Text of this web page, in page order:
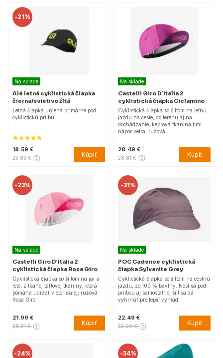
-21%
Na sklade
Alé letná cyklistická čiapka
čierna/svietivo žltá
Letná čiapka určená primárne pod
cyklistickú prilbu.
18.59 €
23.83 € Kúpiť
Na sklade
Castelli Giro D´Italia 2
cyklistická čiapka Ciclamino
Cyklistická čiapka so šiltom na letnú
jazdu na ceste, do terénu aj na
dochádzanie; keprová tkanina tlmí
nápor vetra, ružová.
28.49 €
28.81 € Kúpiť
-23%
Na sklade
Castelli Giro D´Italia 2
cyklistická čiapka Rosa Giro
Cyklistická čiapka so šiltom na jar a
leto, z tkanej taftovej tkaniny, ktorá
pomáha udržať vietor ďalej; ružová
Rosa Giro.
21.99 €
28.81 € Kúpiť
-31%
Na sklade
POC Cadence cyklistická
čiapka Sylvanite Grey
Cyklistická čiapka so šiltom na cestnú
jazdu, zo 100 % bavlny. Nosí sa pod
prilbou aj samostatne, šilt sa dá
vyhrnúť pre lepší výhľad.
22.49 €
32.99 € Kúpiť
-24% -34%